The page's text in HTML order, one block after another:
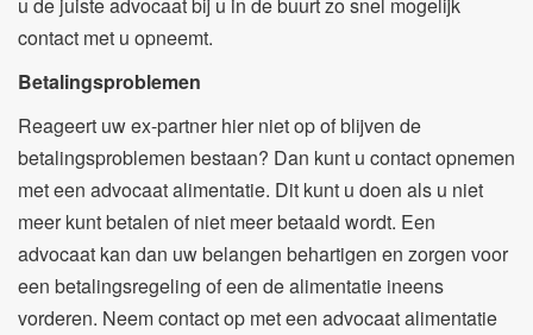
contact met u opneemt.
Betalingsproblemen
Reageert uw ex-partner hier niet op of blijven de
betalingsproblemen bestaan? Dan kunt u contact opnemen
met een advocaat alimentatie. Dit kunt u doen als u niet
meer kunt betalen of niet meer betaald wordt. Een
advocaat kan dan uw belangen behartigen en zorgen voor
een betalingsregeling of een de alimentatie ineens
vorderen. Neem contact op met een advocaat alimentatie